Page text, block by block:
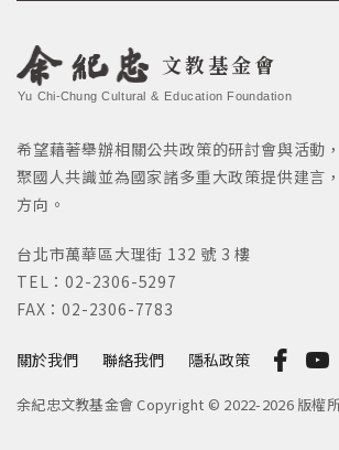
文教基金會
Yu Chi-Chung Cultural & Education Foundation
關於我們 聯絡我們 隱私政策
希望藉著舉辦相關公共政策的研討會與活動
聚國人共識並為國家諸多重大政策提供建言
方向。
台北市萬華區大理街 132 號 3 樓
TEL：02-2306-5297
FAX：02-2306-7783
余紀忠文教基金會 Copyright © 2022-2026 版權